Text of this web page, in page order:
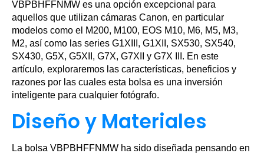
VBPBHFFNMW es una opción excepcional para
aquellos que utilizan cámaras Canon, en particular
modelos como el M200, M100, EOS M10, M6, M5, M3,
M2, así como las series G1XIII, G1XII, SX530, SX540,
SX430, G5X, G5XII, G7X, G7XII y G7X III. En este
artículo, exploraremos las características, beneficios y
razones por las cuales esta bolsa es una inversión
inteligente para cualquier fotógrafo.
Diseño y Materiales
La bolsa VBPBHFFNMW ha sido diseñada pensando en